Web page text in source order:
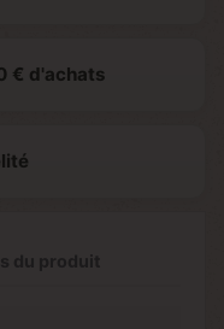
€ d'achats